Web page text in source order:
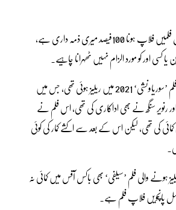
اداکار نے بتایا کہ مسلسل فلمیں فلاپ ہونا 100فیصد میری ذمہ داری ہے،
اور کو مورد الزام نہیں ٹھہرانا چاہیے۔
اکشے کمار کی آخری ہٹ فلم ’سوریاونشی‘ 2021 میں ریلیز ہوئی تھی، جس میں
رنویر سنگھ نے بھی اداکاری کی تھی، اس فلم نے
کی کمائی کی تھی، لیکن اس کے بعد سے اکشے کمار کی کوئی
ہونے والی فلم ’سیلفی‘ بھی باکس آفس میں کمائی نہ
پانچویں فلاپ فلم ہے۔